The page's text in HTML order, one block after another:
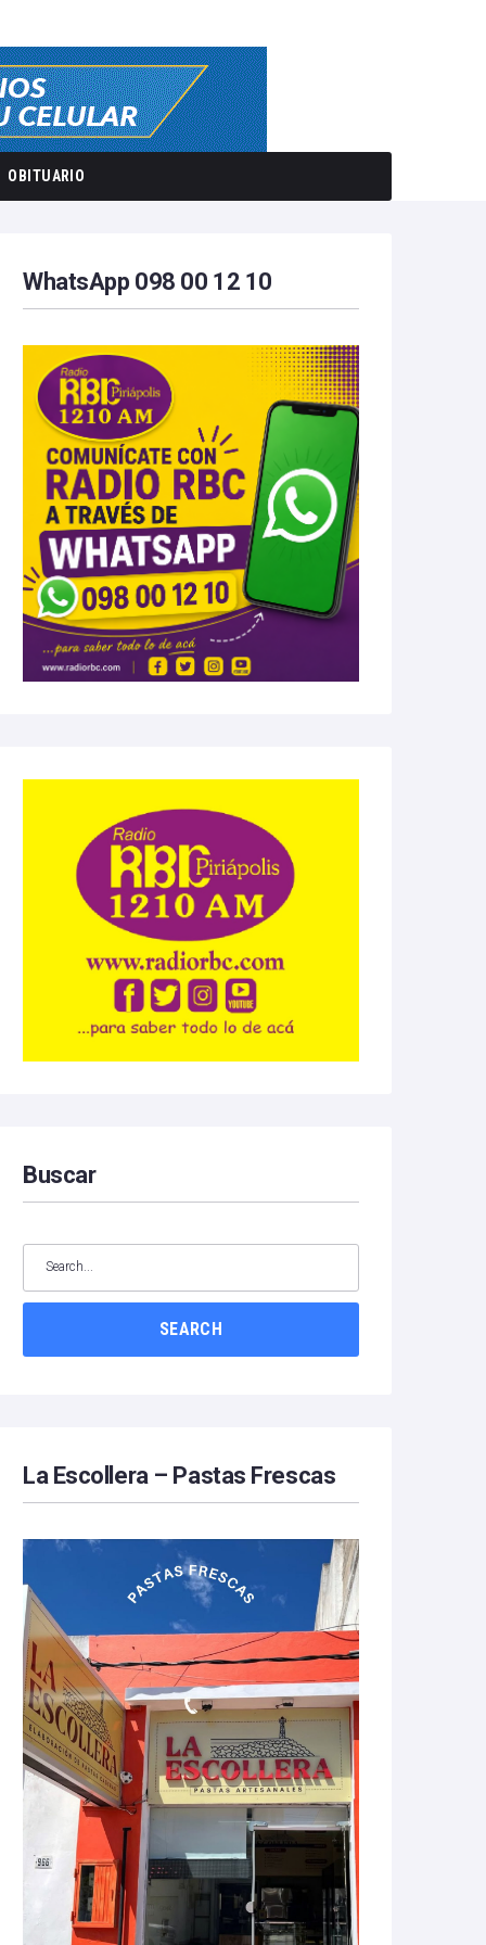
OBITUARIO
WhatsApp 098 00 12 10
Buscar
SEARCH
La Escollera – Pastas Frescas